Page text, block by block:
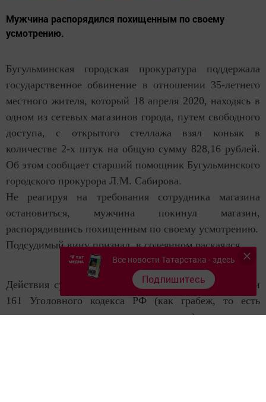
Мужчина распорядился похищенным по своему
усмотрению.
Бугульминская городская прокуратура поддержала
государственное обвинение в отношении 35-летнего
местного жителя, который 18 апреля 2020, находясь в
одном из сетевых магазинов города, путем свободного
доступа, с открытого стеллажа взял коньяк в
количестве 2-х штук на общую сумму 828,16 рублей.
Об этом сообщает старший помощник Бугульминского
городского прокурора Л.М. Сабирова.
Не реагируя на требования сотрудника магазина
остановиться, мужчина покинул магазин,
распорядившись похищенным по своему усмотрению.
Подсудимый вину признал, в содеянном раскаялся.
Действия судом квалифицированы по части 1 статьи
161 Уголовного кодекса РФ (как грабеж, то есть
открытое хищение чужого имущества) и назначено
Все новости Татарстана - здесь
Подпишитесь